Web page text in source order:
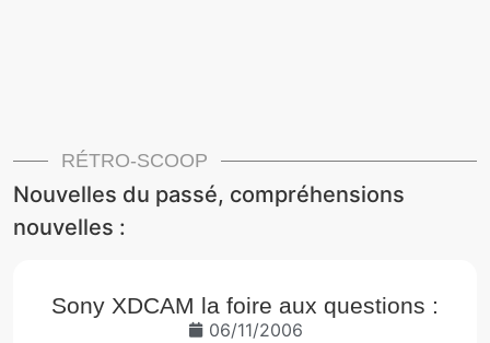
RÉTRO-SCOOP
Nouvelles du passé, compréhensions
nouvelles :
Sony XDCAM la foire aux questions :
06/11/2006